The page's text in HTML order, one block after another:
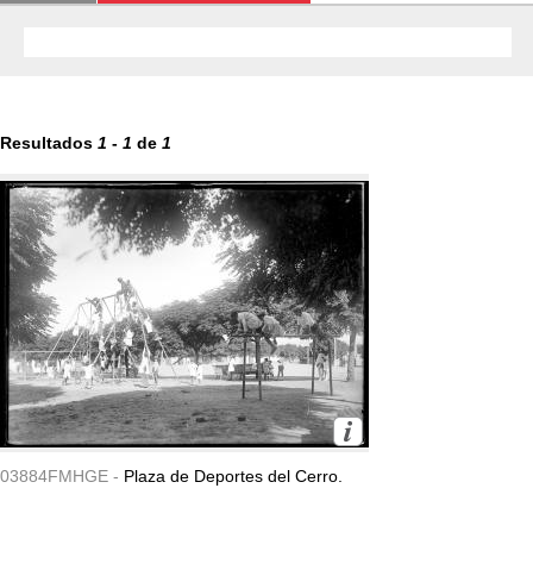
Resultados 1 - 1 de 1
03884FMHGE - Plaza de Deportes del Cerro.